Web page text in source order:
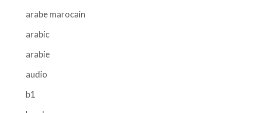
arabe marocain
arabic
arabie
audio
b1